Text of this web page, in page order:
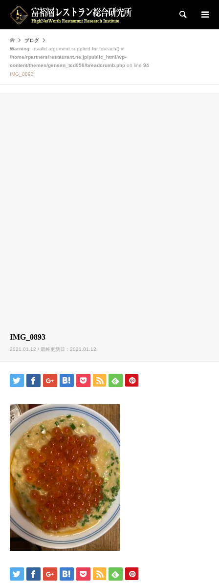
検索
ブログ
Warning: Invalid argument supplied for foreach() in
/home/rpartners/restaurant.ne.jp/public_html/wp-
content/themes/gensen_tcd050/breadcrumb.php on line 94
IMG_0893
IMG_0893
2021.01.12 / 最終更新日：2021.01.12